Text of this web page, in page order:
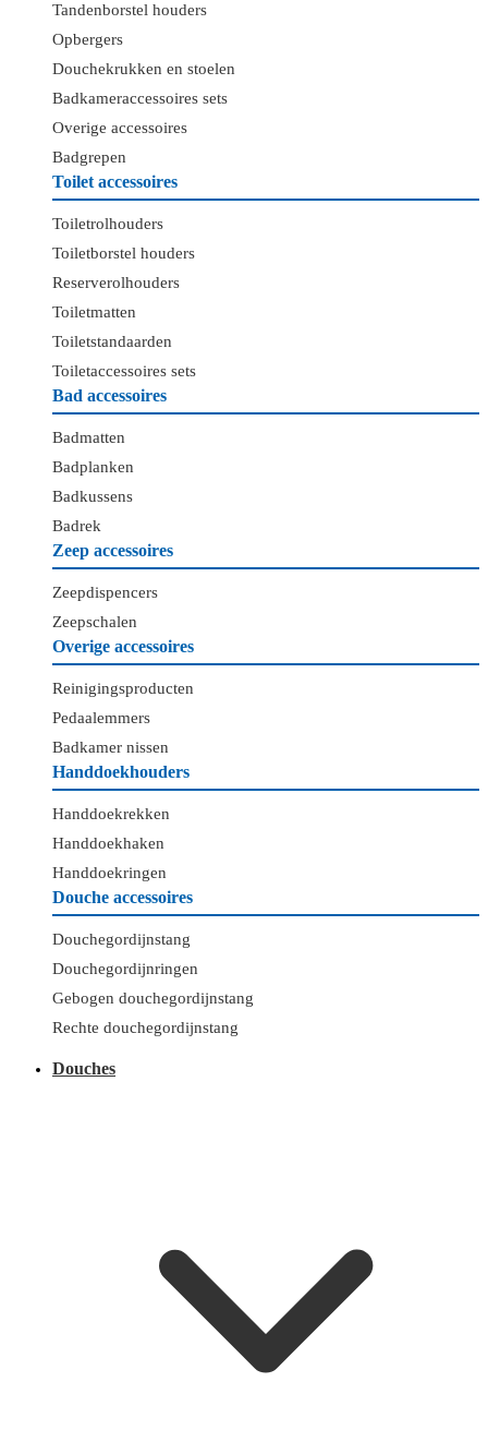
Tandenborstel houders
Opbergers
Douchekrukken en stoelen
Badkameraccessoires sets
Overige accessoires
Badgrepen
Toilet accessoires
Toiletrolhouders
Toiletborstel houders
Reserverolhouders
Toiletmatten
Toiletstandaarden
Toiletaccessoires sets
Bad accessoires
Badmatten
Badplanken
Badkussens
Badrek
Zeep accessoires
Zeepdispencers
Zeepschalen
Overige accessoires
Reinigingsproducten
Pedaalemmers
Badkamer nissen
Handdoekhouders
Handdoekrekken
Handdoekhaken
Handdoekringen
Douche accessoires
Douchegordijnstang
Douchegordijnringen
Gebogen douchegordijnstang
Rechte douchegordijnstang
Douches